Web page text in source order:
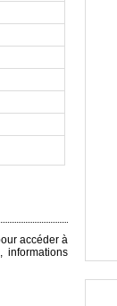
accéder à
informations